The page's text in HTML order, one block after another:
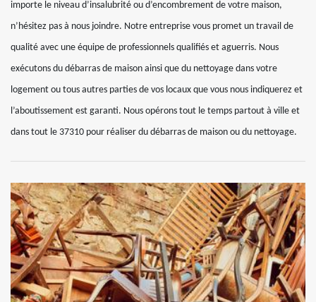
importe le niveau d’insalubrité ou d’encombrement de votre maison,
n’hésitez pas à nous joindre. Notre entreprise vous promet un travail de
qualité avec une équipe de professionnels qualifiés et aguerris. Nous
exécutons du débarras de maison ainsi que du nettoyage dans votre
logement ou tous autres parties de vos locaux que vous nous indiquerez et
l’aboutissement est garanti. Nous opérons tout le temps partout à ville et
dans tout le 37310 pour réaliser du débarras de maison ou du nettoyage.